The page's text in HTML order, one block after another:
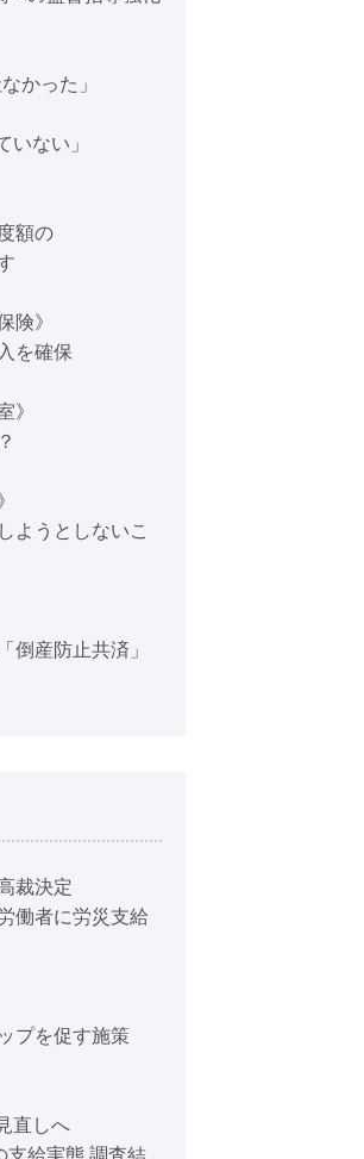
かった」
ない」
額の
険》
を確保
》
ようとしないこ
倒産防止共済」
裁決定
働者に労災支給
プを促す施策
直しへ
支給実態 調査結